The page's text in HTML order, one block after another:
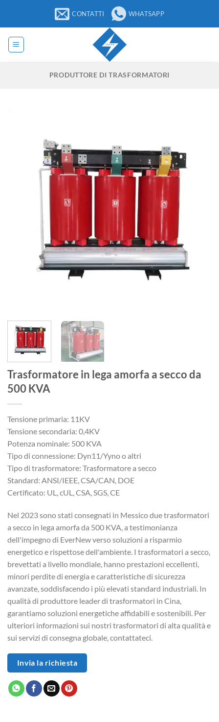
contenuti
CONTATTI WHATSAPP
PRODUTTORE DI TRASFORMATORI
Trasformatore in lega amorfa a secco da
500 KVA
Tensione primaria: 11KV
Tensione secondaria: 0,4KV
Potenza nominale: 500 KVA
Tipo di connessione: Dyn11/Yyno o altri
Tipo di trasformatore: Trasformatore a secco
Standard: ANSI/IEEE, CSA/CAN, DOE
Certificato: UL, cUL, CSA, SGS, CE
Nel 2023 sono stati consegnati in Messico due trasformatori
a secco in lega amorfa da 500 KVA, a testimonianza
dell'impegno di EverNew verso soluzioni a risparmio
energetico e rispettose dell'ambiente. I trasformatori a secco,
brevettati a livello mondiale, hanno prestazioni eccellenti,
minori perdite di energia e caratteristiche di sicurezza
avanzate, soddisfacendo i più elevati standard industriali. In
qualità di produttore leader di trasformatori in Cina,
garantiamo soluzioni energetiche affidabili e sostenibili. Per
ulteriori informazioni sui nostri trasformatori di alta qualità e
sui servizi di consegna globale, contattateci.
Invia la richiesta